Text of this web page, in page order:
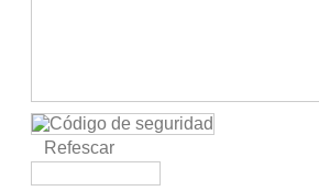
Refescar